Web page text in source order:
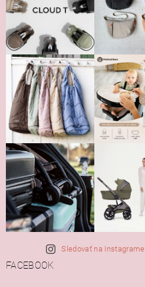
Vložením hodnotenie súhlasíte s
osobných údajov
Sledovať na Instagrame
FACEBOOK